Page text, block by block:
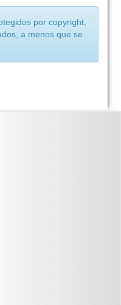
por copyright,
a menos que se